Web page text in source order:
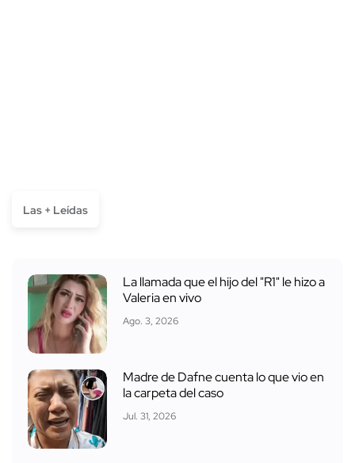
Las + Leídas
La llamada que el hijo del "R1" le hizo a
Valeria en vivo
Ago. 3, 2026
Madre de Dafne cuenta lo que vio en
la carpeta del caso
Jul. 31, 2026